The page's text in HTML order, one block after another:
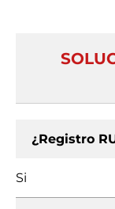
¿Registro
Si